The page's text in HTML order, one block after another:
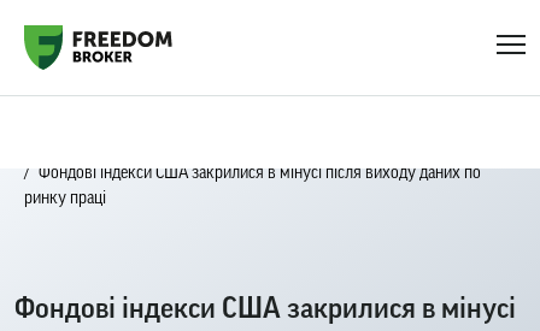
Фондові індекси США закрилися в мінусі після виходу даних по
ринку праці
Фондові індекси США закрилися в мінусі